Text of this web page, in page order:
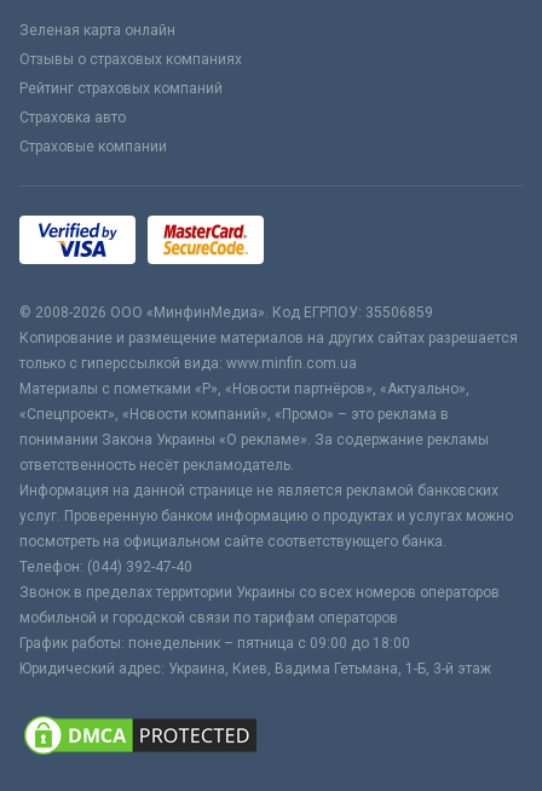
Зеленая карта онлайн
Отзывы о страховых компаниях
Рейтинг страховых компаний
Страховка авто
Страховые компании
© 2008-2026 ООО «МинфинМедиа». Код ЕГРПОУ: 35506859
Копирование и размещение материалов на других сайтах разрешается
только с гиперссылкой вида: www.minfin.com.ua
Материалы с пометками «Р», «Новости партнёров», «Актуально»,
«Спецпроект», «Новости компаний», «Промо» – это реклама в
понимании Закона Украины «О рекламе». За содержание рекламы
ответственность несёт рекламодатель.
Информация на данной странице не является рекламой банковских
услуг. Проверенную банком информацию о продуктах и услугах можно
посмотреть на официальном сайте соответствующего банка.
Телефон: (044) 392-47-40
Звонок в пределах территории Украины со всех номеров операторов
мобильной и городской связи по тарифам операторов
График работы: понедельник – пятница с 09:00 до 18:00
Юридический адрес: Украина, Киев, Вадима Гетьмана, 1-Б, 3-й этаж